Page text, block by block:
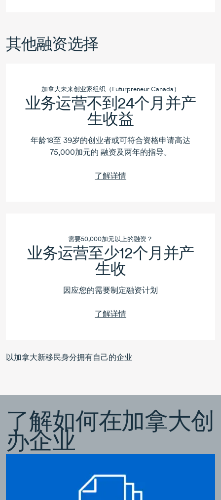
其他融资选择
加拿大未来创业家组织（Futurpreneur Canada）
业务运营不到24个月并产
生收益
年龄18至 39岁的创业者或可符合资格申请高达
75,000加元的 融资及两年的指导。
了解详情
需要50,000加元以上的融资？
业务运营至少12个月并产
生收
因应您的需要制定融资计划
了解详情
以加拿大新移民身分拥有自己的企业
了解如何在加拿大创
办企业